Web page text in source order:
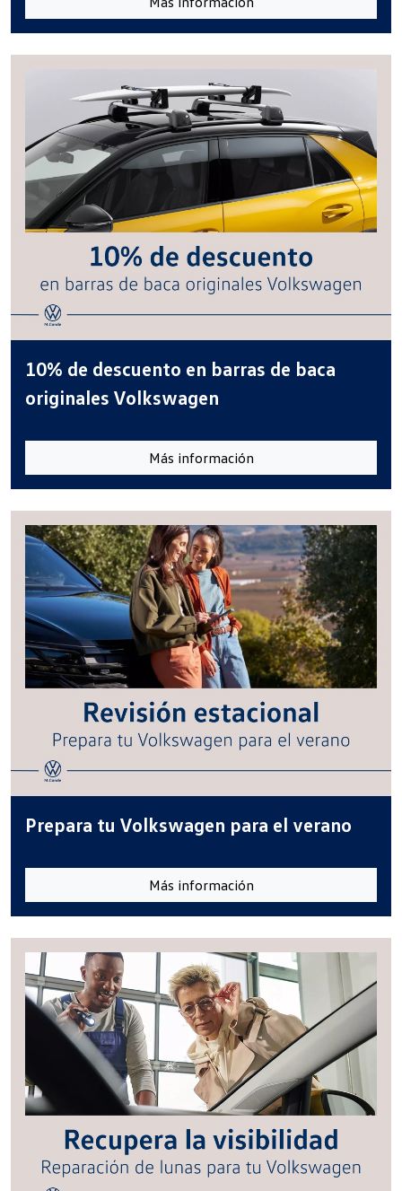
10% de descuento en barras de baca
originales Volkswagen
Más información
Prepara tu Volkswagen para el verano
Más información